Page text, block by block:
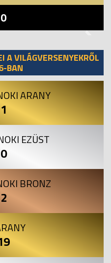
0
A VILÁGVERSENYEKRŐL
BAN
ARANY
1
EZÜST
0
BRONZ
2